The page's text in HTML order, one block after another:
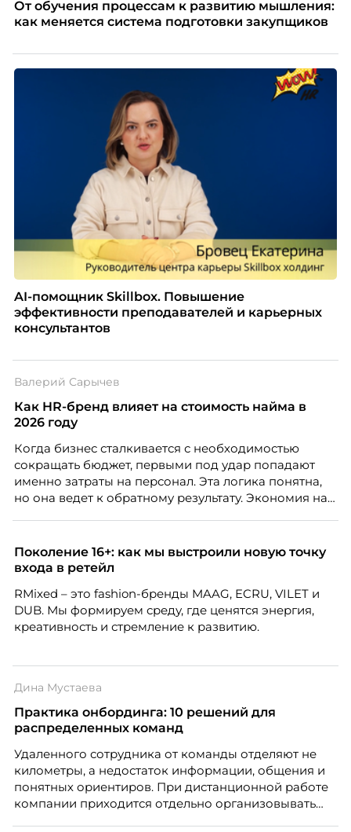
От обучения процессам к развитию мышления:
как меняется система подготовки закупщиков
AI-помощник Skillbox. Повышение
эффективности преподавателей и карьерных
консультантов
Валерий Сарычев
Как HR-бренд влияет на стоимость найма в
2026 году
Когда бизнес сталкивается с необходимостью
сокращать бюджет, первыми под удар попадают
именно затраты на персонал. Эта логика понятна,
но она ведет к обратному результату. Экономия на
значит – сокращает доходы бизнеса.
Поколение 16+: как мы выстроили новую точку
входа в ретейл
RMixed – это fashion-бренды MAAG, ECRU, VILET и
DUB. Мы формируем среду, где ценятся энергия,
креативность и стремление к развитию.
Дина Мустаева
Практика онбординга: 10 решений для
распределенных команд
Удаленного сотрудника от команды отделяют не
километры, а недостаток информации, общения и
понятных ориентиров. При дистанционной работе
компании приходится отдельно организовывать